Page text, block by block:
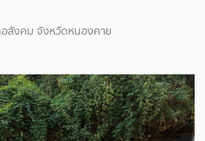
สังคม จังหวัดหนองคาย